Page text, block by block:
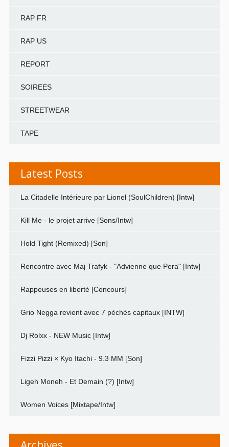
RAP FR
RAP US
REPORT
SOIREES
STREETWEAR
TAPE
Latest Posts
La Citadelle Intérieure par Lionel (SoulChildren) [Intw]
Kill Me - le projet arrive [Sons/Intw]
Hold Tight (Remixed) [Son]
Rencontre avec Maj Trafyk - "Advienne que Pera" [Intw]
Rappeuses en liberté [Concours]
Grio Negga revient avec 7 péchés capitaux [INTW]
Dj Rolxx - NEW Music [Intw]
Fizzi Pizzi × Kyo Itachi - 9.3 MM [Son]
Ligeh Moneh - Et Demain (?) [Intw]
Women Voices [Mixtape/Intw]